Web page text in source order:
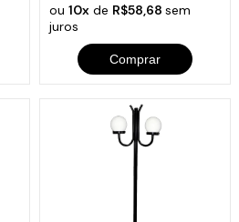
ou 10xde R$58,68 sem
juros
Comprar